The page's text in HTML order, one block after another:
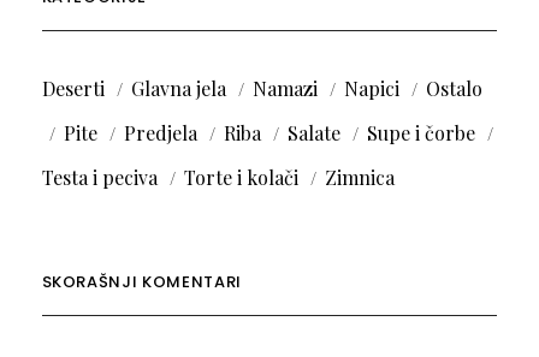
Deserti Glavna jela Namazi Napici
Ostalo
Pite
Predjela Riba Salate
Supe i čorbe
Testa i peciva
Torte i kolači Zimnica
SKORAŠNJI KOMENTARI